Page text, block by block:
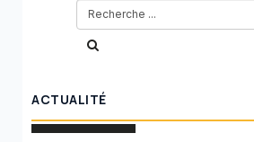
ACTUALITÉ